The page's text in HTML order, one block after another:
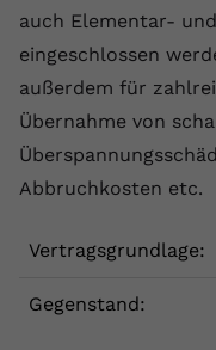
auch Elementar-
eingeschlossen
außerdem für
Übernahme von
Abbruchkosten etc.
Vertragsgrundlage:
Gegenstand: